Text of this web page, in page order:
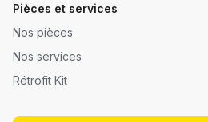
Pièces et services
Nos pièces
Nos services
Rétrofit Kit